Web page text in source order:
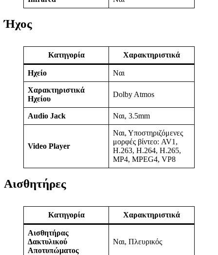
Ήχος
Κατηγορία Χαρακτηριστικά
Ηχείο Ναι
Χαρακτηριστικά
Ηχείου
Dolby Atmos
Audio Jack Ναι, 3.5mm
Video Player
Ναι, Υποστηριζόμενες
μορφές βίντεο: AV1,
H.263, H.264, H.265,
MP4, MPEG4, VP8
Αισθητήρες
Κατηγορία Χαρακτηριστικά
Αισθητήρας
Δακτυλικού
Αποτυπώματος
Ναι, Πλευρικός